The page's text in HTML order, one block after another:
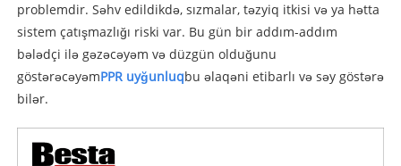
problemdir. Səhv edildikdə, sızmalar, təzyiq itkisi və ya hətta
sistem çatışmazlığı riski var. Bu gün bir addım-addım
bələdçi ilə gəzəcəyəm və düzgün olduğunu
göstərəcəyəmPPR uyğunluqbu əlaqəni etibarlı və səy göstərə
bilər.